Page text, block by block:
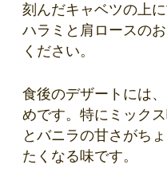
刻んだキャベツの上
ハラミと肩ロースの
ください。
食後のデザートには
めです。特にミック
とバニラの甘さがち
たくなる味です。